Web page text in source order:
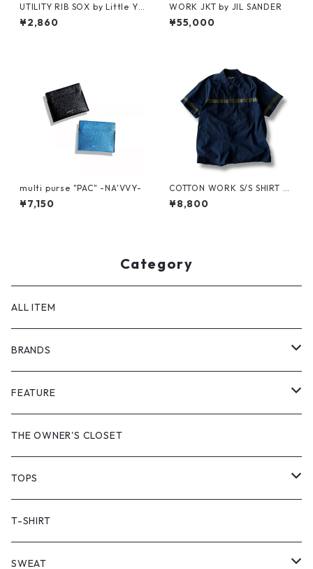
UTILITY RIB SOX by Little Ya
rmouth
¥2,860
WORK JKT by JIL SANDER
¥55,000
multi purse "PAC" -NA'VVY-
¥7,150
COTTON WORK S/S SHIRT by
stussy
¥8,800
Category
ALL ITEM
BRANDS
GHOST ALMOSTBLACK
PRODUCT TWELVE
BAICYCLON
Little Yarmouth
MANASTASH
FEATURE
NEW VINTAGE
Supreme
Stussy
VINTAGE OUTDOOR
ARC'TERYX
PATAGONIA
RTW VINTAGE
THE OWNER'S CLOSET
TOPS
JACKET
HEAVY OUTER
T-SHIRT
SWEAT